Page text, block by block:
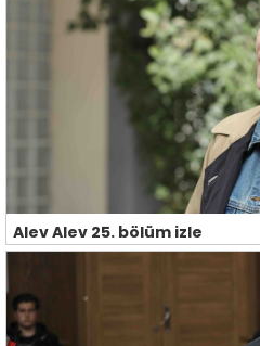
Alev Alev 25. bölüm izle